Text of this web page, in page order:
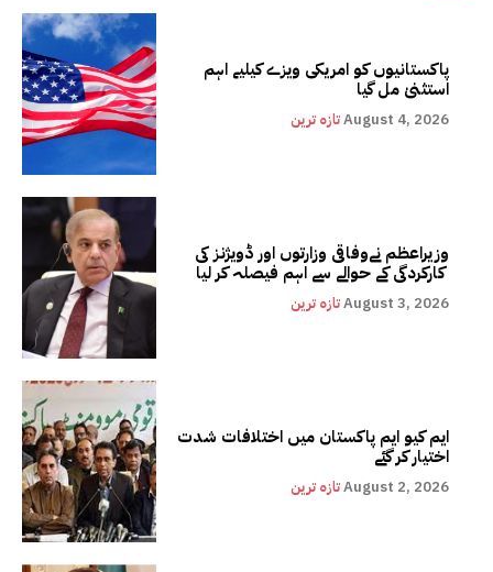
پاکستانیوں کو امریکی ویزے کیلیے اہم
استثنیٰ مل گیا
تازہ ترینAugust 4, 2026
وزیراعظم نےوفاقی وزارتوں اور ڈویژنز کی
کارکردگی کے حوالے سے اہم فیصلہ کر لیا
تازہ ترینAugust 3, 2026
ایم کیو ایم پاکستان میں اختلافات شدت
اختیار کر گئے
تازہ ترینAugust 2, 2026